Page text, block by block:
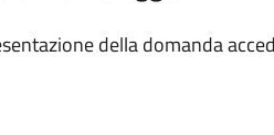
della domanda